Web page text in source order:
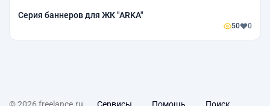
Серия баннеров для ЖК "ARKA"
50 0